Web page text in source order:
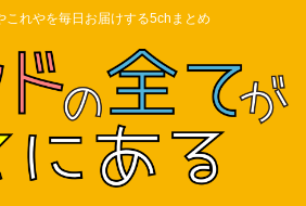
これやを毎日お届けする5chまとめ